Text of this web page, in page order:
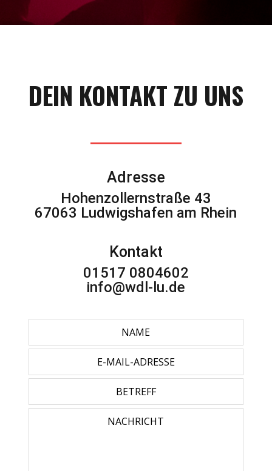
DEIN KONTAKT ZU UNS
Adresse
Hohenzollernstraße 43
67063 Ludwigshafen am Rhein
Kontakt
01517 0804602
info@wdl-lu.de